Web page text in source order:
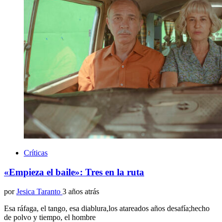
Críticas
«Empieza el baile»: Tres en la ruta
por Jesica Taranto 3 años atrás
Esa ráfaga, el tango, esa diablura,los atareados años desafía;hecho
de polvo y tiempo, el hombre